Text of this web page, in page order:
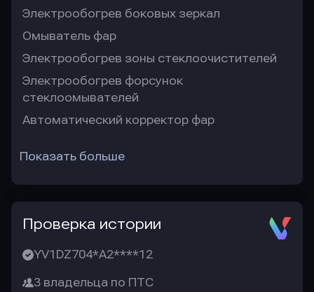
Электрообогрев боковых зеркал
Омыватель фар
Электрообогрев зоны стеклоочистителей
Электрообогрев форсунок
стеклоомывателей
Автоматический корректор фар
Показать больше
Проверка истории
YV1DZ704*A2****12
3 владельца по ПТС